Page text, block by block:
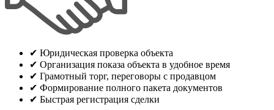
✔ Юридическая проверка объекта
✔ Организация показа объекта в удобное время
✔ Грамотный торг, переговоры с продавцом
✔ Формирование полного пакета документов
✔ Быстрая регистрация сделки